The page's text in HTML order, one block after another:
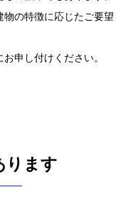
物の特徴に応じたご要望
申し付けください。
ります